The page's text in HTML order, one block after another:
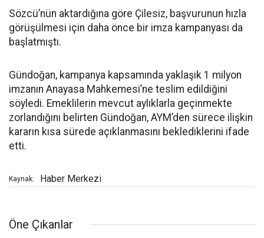
Sözcü’nün aktardığına göre Çilesiz, başvurunun hızla
görüşülmesi için daha önce bir imza kampanyası da
başlatmıştı.
Gündoğan, kampanya kapsamında yaklaşık 1 milyon
imzanın Anayasa Mahkemesi’ne teslim edildiğini
söyledi. Emeklilerin mevcut aylıklarla geçinmekte
zorlandığını belirten Gündoğan, AYM’den sürece ilişkin
kararın kısa sürede açıklanmasını beklediklerini ifade
etti.
Kaynak: Haber Merkezi
Öne Çıkanlar